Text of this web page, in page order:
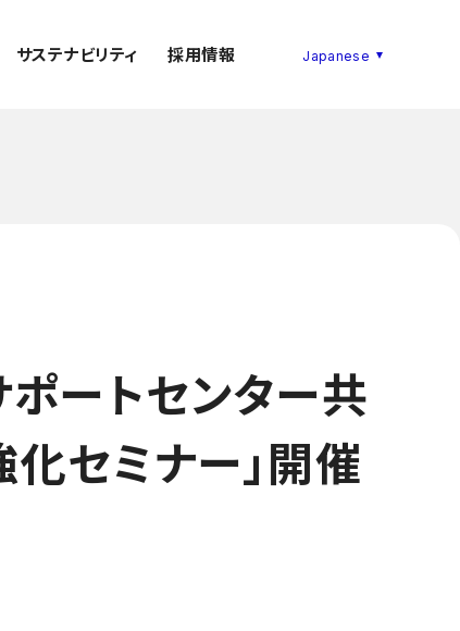
サステナビリティ 採用情報
ートセンター共
セミナー」開催